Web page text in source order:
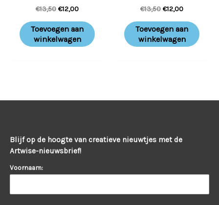
€13,50 €12,00
Toevoegen aan
winkelwagen
€13,50 €12,00
Toevoegen aan
winkelwagen
Blijf op de hoogte van creatieve nieuwtjes met de
Artwise-nieuwsbrief!
Voornaam: